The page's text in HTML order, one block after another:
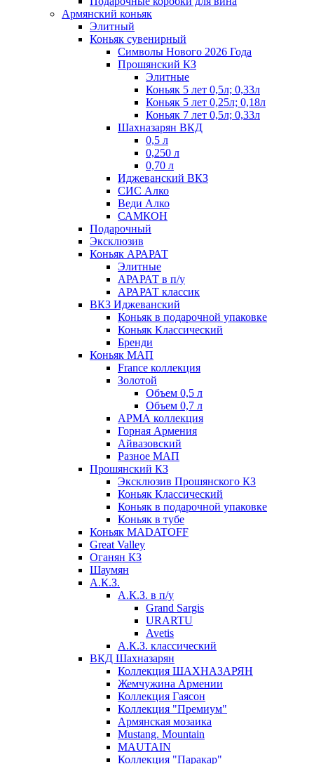
Армянский коньяк
Элитный
Коньяк сувенирный
Символы Нового 2026 Года
Прошянский КЗ
Элитные
Коньяк 5 лет 0,5л; 0,33л
Коньяк 5 лет 0,25л; 0,18л
Коньяк 7 лет 0,5л; 0,33л
Шахназарян ВКД
0,5 л
0,250 л
0,70 л
Иджеванский ВКЗ
СИС Алко
Веди Алко
САМКОН
Подарочный
Эксклюзив
Коньяк АРАРАТ
Элитные
АРАРАТ в п/у
АРАРАТ классик
ВКЗ Иджеванский
Коньяк в подарочной упаковке
Коньяк Классический
Бренди
Коньяк МАП
France коллекция
Золотой
Объем 0,5 л
Объем 0,7 л
АРМА коллекция
Горная Армения
Айвазовский
Разное МАП
Прошянский КЗ
Эксклюзив Прошянского КЗ
Коньяк Классический
Коньяк в подарочной упаковке
Коньяк в тубе
Коньяк MADATOFF
Great Valley
Оганян КЗ
Шаумян
А.К.З.
А.К.З. в п/у
Grand Sargis
URARTU
Avetis
А.К.З. классический
ВКД Шахназарян
Коллекция ШАХНАЗАРЯН
Жемчужина Армении
Коллекция Гаясон
Коллекция "Премиум"
Армянская мозаика
Mustang. Mountain
MAUTAIN
Коллекция "Паракар"